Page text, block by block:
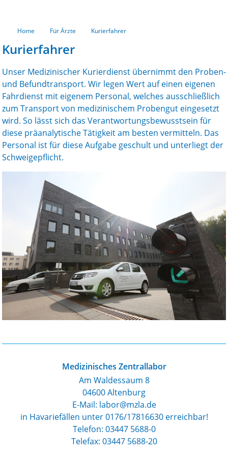
Home Für Ärzte Kurierfahrer
Kurierfahrer
Unser Medizinischer Kurierdienst übernimmt den Proben-
und Befundtransport. Wir legen Wert auf einen eigenen
Fahrdienst mit eigenem Personal, welches ausschließlich
zum Transport von medizinischem Probengut eingesetzt
wird. So lässt sich das Verantwortungsbewusstsein für
diese präanalytische Tätigkeit am besten vermitteln. Das
Personal ist für diese Aufgabe geschult und unterliegt der
Schweigepflicht.
Medizinisches Zentrallabor
Am Waldessaum 8
04600 Altenburg
E-Mail: labor@mzla.de
in Havariefällen unter 0176/17816630 erreichbar!
Telefon: 03447 5688-0
Telefax: 03447 5688-20